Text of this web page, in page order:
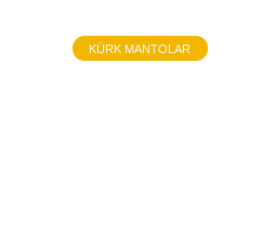
KÜRK MANTOLAR